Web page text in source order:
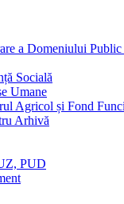
a Domeniului
Socială
Umane
Agricol și Fond
Arhivă
PUD